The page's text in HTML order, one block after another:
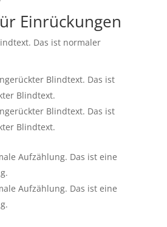
Einrückungen
Das ist normaler
Blindtext. Das ist
Blindtext.
Blindtext. Das ist
Blindtext.
Aufzählung. Das ist eine
Aufzählung. Das ist eine